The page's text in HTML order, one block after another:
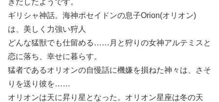
きだしたようです。
ギリシャ神話。海神ポセイドンの息子Orion(オリオン)
は、美しく力強い狩人
どんな猛獣でも仕留める……月と狩りの女神アルテミスと
恋に落ち、幸せに暮らす。
猛者であるオリオンの自慢話に機嫌を損ねた神々は、さそ
りを送り彼を……
オリオンは天に昇り星となった。オリオン星座は冬の天